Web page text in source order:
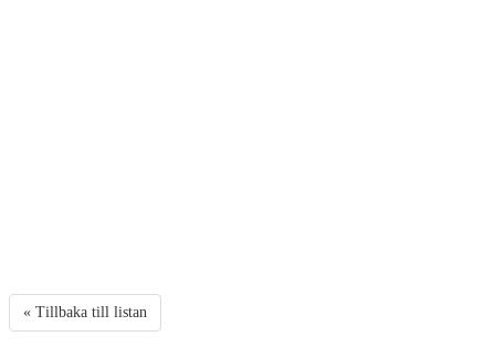
« Tillbaka till listan